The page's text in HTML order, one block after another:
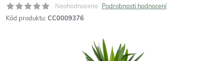
Neohodnoceno Podrobnosti hodnocení
Kód produktu: CC0009376